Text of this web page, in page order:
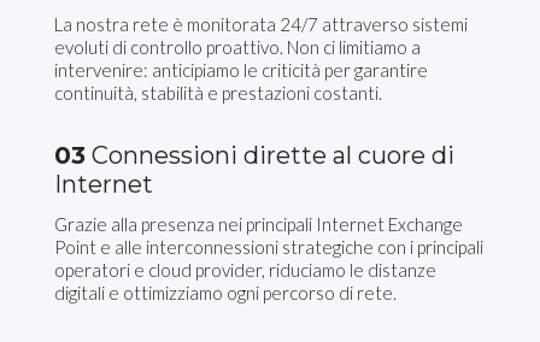
La nostra rete è monitorata 24/7 attraverso sistemi
evoluti di controllo proattivo. Non ci limitiamo a
intervenire: anticipiamo le criticità per garantire
continuità, stabilità e prestazioni costanti.
03 Connessioni dirette al cuore di
Internet
Grazie alla presenza nei principali Internet Exchange
Point e alle interconnessioni strategiche con i principali
operatori e cloud provider, riduciamo le distanze
digitali e ottimizziamo ogni percorso di rete.